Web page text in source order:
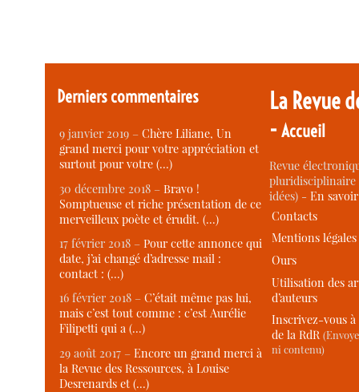
Derniers commentaires
9 janvier 2019 –Chère Liliane, Un
grand merci pour votre appréciation et
surtout pour votre (…)
30 décembre 2018 –Bravo !
Somptueuse et riche présentation de ce
merveilleux poète et érudit. (…)
17 février 2018 –Pour cette annonce qui
date, j’ai changé d’adresse mail :
contact : (…)
16 février 2018 –C’était même pas lui,
mais c’est tout comme : c’est Aurélie
Filipetti qui a (…)
29 août 2017 –Encore un grand merci à
la Revue des Ressources, à Louise
Desrenards et (…)
La Revue
-Accueil
Revue
idées) -En
Contacts
Mentions légales
Ours
Utilisation des
d’auteurs
Inscrivez-vous
de la RdR
ni contenu)